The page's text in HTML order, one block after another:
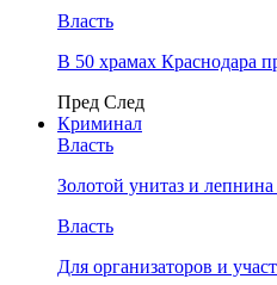
Власть
В 50 храмах Краснодара
Пред След
Криминал
Власть
​Золотой унитаз и
Власть
Для организаторов и